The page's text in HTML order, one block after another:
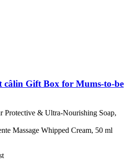
câlin Gift Box for Mums-​to-​be
Protective & Ultra-Nourishing Soap,
Massage Whipped Cream, 50 ml